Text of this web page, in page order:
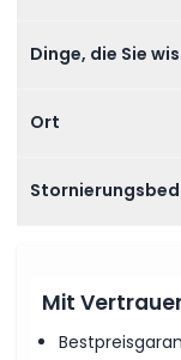
Dinge, die Sie
Ort
Mit